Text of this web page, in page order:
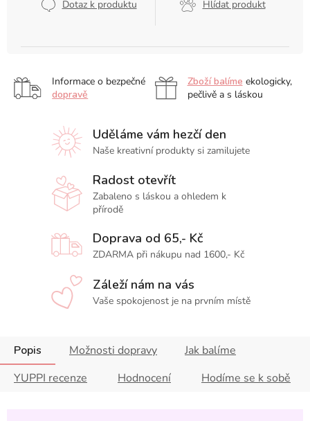
Dotaz k produktu Hlídat produkt
Informace o bezpečné
dopravě
Zboží balíme ekologicky,
pečlivě a s láskou
Uděláme vám hezčí den
Naše kreativní produkty si zamilujete
Radost otevřít
Zabaleno s láskou a ohledem k
přírodě
Doprava od 65,- Kč
ZDARMA při nákupu nad 1600,- Kč
Záleží nám na vás
Vaše spokojenost je na prvním místě
Popis Možnosti dopravy
Jak balíme
YUPPI recenze
Hodnocení Hodíme se k sobě